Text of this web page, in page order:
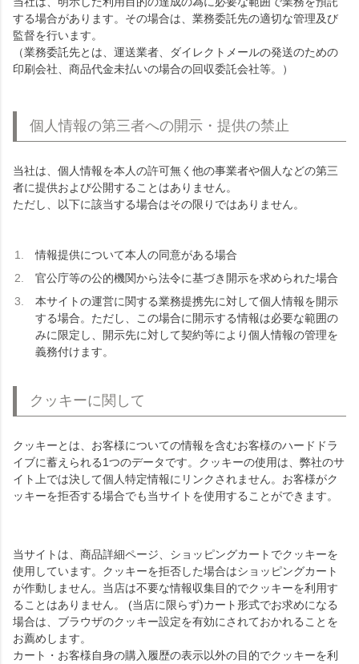
する場合があります。その場合は、業務委託先の適切な管理及び
監督を行います。
（業務委託先とは、運送業者、ダイレクトメールの発送のための
印刷会社、商品代金未払いの場合の回収委託会社等。）
個人情報の第三者への開示・提供の禁止
当社は、個人情報を本人の許可無く他の事業者や個人などの第三
者に提供および公開することはありません。
ただし、以下に該当する場合はその限りではありません。
情報提供について本人の同意がある場合
官公庁等の公的機関から法令に基づき開示を求められた場合
本サイトの運営に関する業務提携先に対して個人情報を開示
する場合。ただし、この場合に開示する情報は必要な範囲の
みに限定し、開示先に対して契約等により個人情報の管理を
義務付けます。
クッキーに関して
クッキーとは、お客様についての情報を含むお客様のハードドラ
イブに蓄えられる1つのデータです。クッキーの使用は、弊社のサ
イト上では決して個人特定情報にリンクされません。お客様がク
ッキーを拒否する場合でも当サイトを使用することができます。
当サイトは、商品詳細ページ、ショッピングカートでクッキーを
使用しています。クッキーを拒否した場合はショッピングカート
が作動しません。当店は不要な情報収集目的でクッキーを利用す
ることはありません。 (当店に限らず)カート形式でお求めになる
場合は、ブラウザのクッキー設定を有効にされておかれることを
お薦めします。
カート・お客様自身の購入履歴の表示以外の目的でクッキーを利